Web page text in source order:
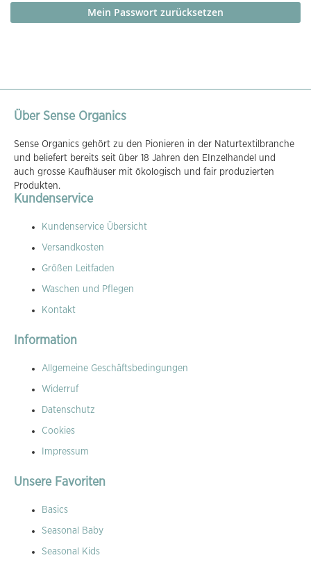
Mein Passwort zurücksetzen
Über Sense Organics
Sense Organics gehört zu den Pionieren in der Naturtextilbranche
und beliefert bereits seit über 18 Jahren den EInzelhandel und
auch grosse Kaufhäuser mit ökologisch und fair produzierten
Produkten.
Kundenservice
Kundenservice Übersicht
Versandkosten
Größen Leitfaden
Waschen und Pflegen
Kontakt
Information
Allgemeine Geschäftsbedingungen
Widerruf
Datenschutz
Cookies
Impressum
Unsere Favoriten
Basics
Seasonal Baby
Seasonal Kids